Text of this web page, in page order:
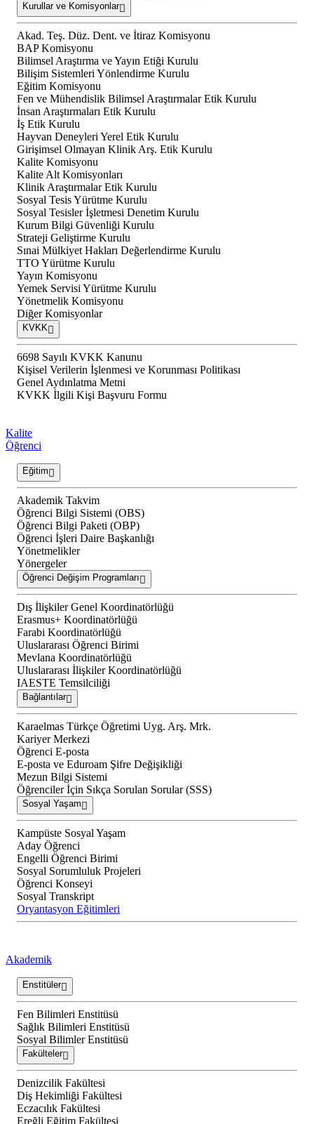
Kurullar ve Komisyonlar
Akad. Teş. Düz. Dent. ve İtiraz Komisyonu
BAP Komisyonu
Bilimsel Araştırma ve Yayın Etiği Kurulu
Bilişim Sistemleri Yönlendirme Kurulu
Eğitim Komisyonu
Fen ve Mühendislik Bilimsel Araştırmalar Etik Kurulu
İnsan Araştırmaları Etik Kurulu
İş Etik Kurulu
Hayvan Deneyleri Yerel Etik Kurulu
Girişimsel Olmayan Klinik Arş. Etik Kurulu
Kalite Komisyonu
Kalite Alt Komisyonları
Klinik Araştırmalar Etik Kurulu
Sosyal Tesis Yürütme Kurulu
Sosyal Tesisler İşletmesi Denetim Kurulu
Kurum Bilgi Güvenliği Kurulu
Strateji Geliştirme Kurulu
Sınai Mülkiyet Hakları Değerlendirme Kurulu
TTO Yürütme Kurulu
Yayın Komisyonu
Yemek Servisi Yürütme Kurulu
Yönetmelik Komisyonu
Diğer Komisyonlar
KVKK
6698 Sayılı KVKK Kanunu
Kişisel Verilerin İşlenmesi ve Korunması Politikası
Genel Aydınlatma Metni
KVKK İlgili Kişi Başvuru Formu
Kalite
Öğrenci
Eğitim
Akademik Takvim
Öğrenci Bilgi Sistemi (OBS)
Öğrenci Bilgi Paketi (OBP)
Öğrenci İşleri Daire Başkanlığı
Yönetmelikler
Yönergeler
Öğrenci Değişim Programları
Dış İlişkiler Genel Koordinatörlüğü
Erasmus+ Koordinatörlüğü
Farabi Koordinatörlüğü
Uluslararası Öğrenci Birimi
Mevlana Koordinatörlüğü
Uluslararası İlişkiler Koordinatörlüğü
IAESTE Temsilciliği
Bağlantılar
Karaelmas Türkçe Öğretimi Uyg. Arş. Mrk.
Kariyer Merkezi
Öğrenci E-posta
E-posta ve Eduroam Şifre Değişikliği
Mezun Bilgi Sistemi
Öğrenciler İçin Sıkça Sorulan Sorular (SSS)
Sosyal Yaşam
Kampüste Sosyal Yaşam
Aday Öğrenci
Engelli Öğrenci Birimi
Sosyal Sorumluluk Projeleri
Öğrenci Konseyi
Sosyal Transkript
Oryantasyon Eğitimleri
Akademik
Enstitüler
Fen Bilimleri Enstitüsü
Sağlık Bilimleri Enstitüsü
Sosyal Bilimler Enstitüsü
Fakülteler
Denizcilik Fakültesi
Diş Hekimliği Fakültesi
Eczacılık Fakültesi
Ereğli Eğitim Fakültesi